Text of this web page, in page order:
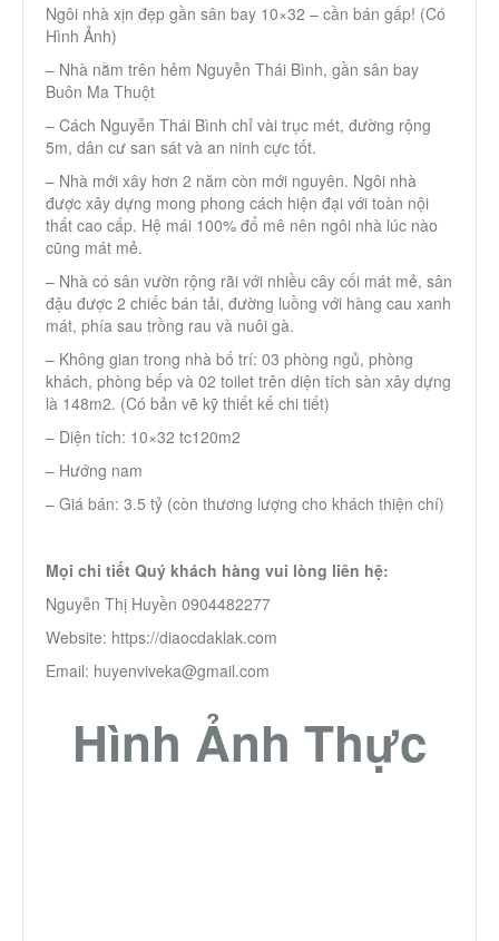
Ecocity Premia
Loại BĐS khác
Nhà đất cho thuê
Thành Phố Cà Phê
Ecocity Premia
Liên hệ
Ngôi nhà xịn đẹp gần sân bay 10×32 – cần bán gấp! (Có
Hình Ảnh)
– Nhà nằm trên hẻm Nguyễn Thái Bình, gần sân bay
Buôn Ma Thuột
– Cách Nguyễn Thái Bình chỉ vài trục mét, đường rộng
5m, dân cư san sát và an ninh cực tốt.
– Nhà mới xây hơn 2 năm còn mới nguyên. Ngôi nhà
được xây dựng mong phong cách hiện đại với toàn nội
thất cao cấp. Hệ mái 100% đổ mê nên ngôi nhà lúc nào
cũng mát mẻ.
– Nhà có sân vườn rộng rãi với nhiều cây cối mát mẻ, sân
đậu được 2 chiếc bán tải, đường luồng với hàng cau xanh
mát, phía sau trồng rau và nuôi gà.
– Không gian trong nhà bố trí: 03 phòng ngủ, phòng
khách, phòng bếp và 02 toilet trên diện tích sàn xây dựng
là 148m2. (Có bản vẽ kỹ thiết kế chi tiết)
– Diện tích: 10×32 tc120m2
– Hướng nam
– Giá bán: 3.5 tỷ (còn thương lượng cho khách thiện chí)
Mọi chi tiết Quý khách hàng vui lòng liên hệ:
Nguyễn Thị Huyền 0904482277
Website: https://diaocdaklak.com
Email: huyenviveka@gmail.com
Hình Ảnh Thực